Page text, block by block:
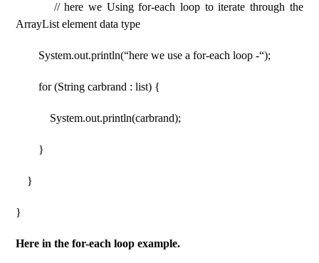
// here we Using for-each loop to iterate through the
ArrayList element data type
System.out.println(“here we use a for-each loop -“);
for (String carbrand : list) {
System.out.println(carbrand);
}
}
}
Here in the for-each loop example.